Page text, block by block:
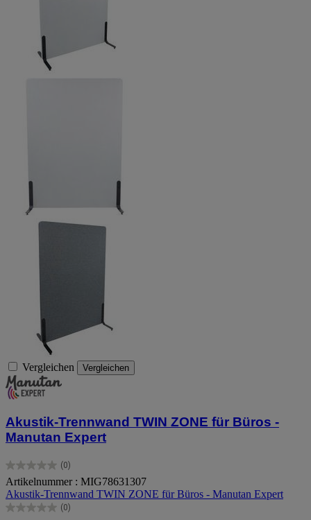
Vergleichen Vergleichen
Akustik-Trennwand TWIN ZONE für Büros ‑
Manutan Expert
(0)
0.0
von
5
Sternen.
Artikelnummer : MIG78631307
Akustik-Trennwand TWIN ZONE für Büros ‑ Manutan Expert
(0)
0.0